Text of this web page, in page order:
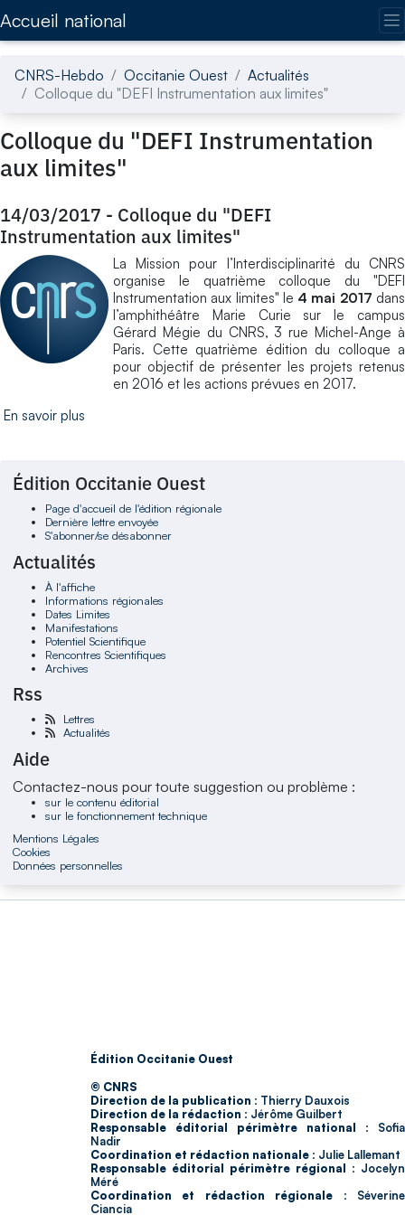
Accueil national
CNRS-Hebdo Occitanie Ouest
Actualités
Colloque du "DEFI Instrumentation aux limites"
Colloque du "DEFI Instrumentation
aux limites"
14/03/2017 - Colloque du "DEFI
Instrumentation aux limites"
La Mission pour l’Interdisciplinarité du CNRS
organise le quatrième colloque du "DEFI
Instrumentation aux limites" le 4 mai 2017 dans
l’amphithéâtre Marie Curie sur le campus
Gérard Mégie du CNRS, 3 rue Michel-Ange à
Paris. Cette quatrième édition du colloque a
pour objectif de présenter les projets retenus
en 2016 et les actions prévues en 2017.
En savoir plus
Édition Occitanie Ouest
Page d'accueil de l'édition régionale
Dernière lettre envoyée
S'abonner/se désabonner
Actualités
À l'affiche
Informations régionales
Dates Limites
Manifestations
Potentiel Scientifique
Rencontres Scientifiques
Archives
Rss
Lettres
Actualités
Aide
Contactez-nous pour toute suggestion ou problème :
sur le contenu éditorial
sur le fonctionnement technique
Mentions Légales
Cookies
Données personnelles
Édition Occitanie Ouest
© CNRS
Direction de la publication : Thierry Dauxois
Direction de la rédaction : Jérôme Guilbert
Responsable éditorial périmètre national : Sofia
Nadir
Coordination et rédaction nationale : Julie Lallemant
Responsable éditorial périmètre régional : Jocelyn
Méré
Coordination et rédaction régionale : Séverine
Ciancia